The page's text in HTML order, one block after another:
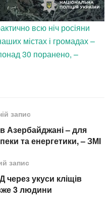
всю ніч росіяни
містах і громадах –
30 поранено, –
запис
Азербайджані – для
та енергетики, – ЗМІ
запис
укуси кліщів
3 людини